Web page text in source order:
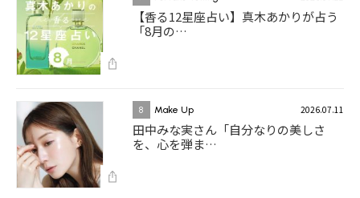
【香る12星座占い】真木あかりが占う
「8月の…
8 Make Up 2026.07.11
田中みな実さん「自分なりの美しさ
を、心を弾ま…